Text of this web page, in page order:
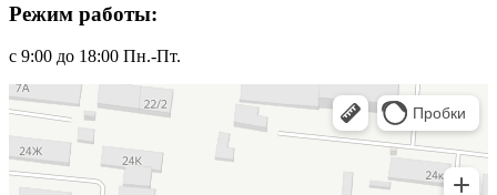
Режим работы:
с 9:00 до 18:00 Пн.-Пт.